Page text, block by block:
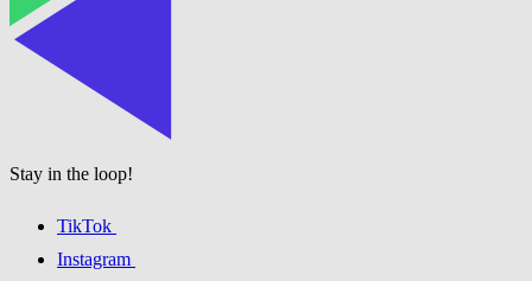
Stay in the loop!
TikTok
Instagram